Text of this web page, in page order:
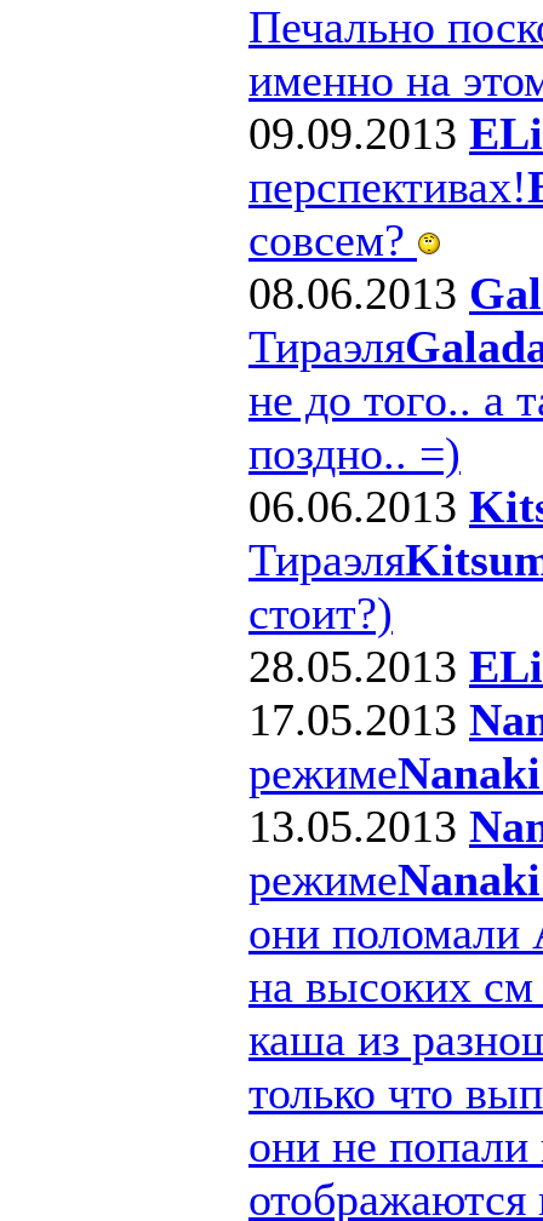
Печально
именно на
09.09.2013 ELi
перспективах!
совсем?
08.06.2013
Тираэля
не до того.. а
поздно.. =)
06.06.2013
Тираэля
стоит?)
28.05.2013 ELi
17.05.2013
режиме
13.05.2013
режиме
они поломали
на высоких
каша из
только что
они не попали